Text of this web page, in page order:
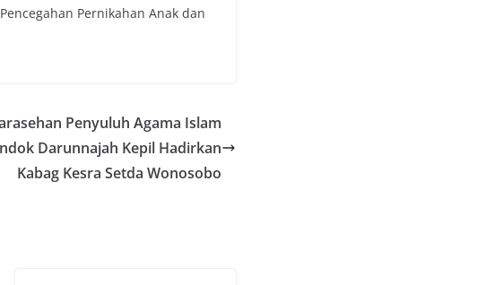
Pernikahan Anak dan
Penyuluh Agama Islam
Darunnajah Kepil Hadirkan
Kabag Kesra Setda Wonosobo